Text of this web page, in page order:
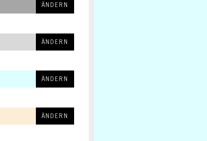
ÄNDERN
ÄNDERN
ÄNDERN
ÄNDERN